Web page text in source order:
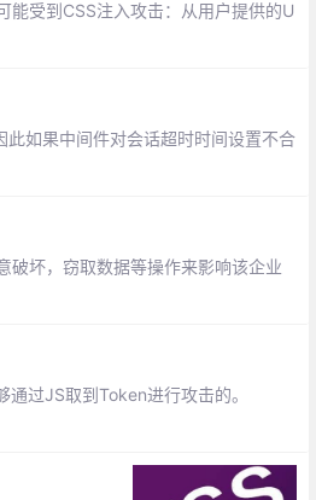
能受到CSS注入攻击：从用户提供的U
如果中间件对会话超时时间设置不合
破坏，窃取数据等操作来影响该企业
过JS取到Token进行攻击的。